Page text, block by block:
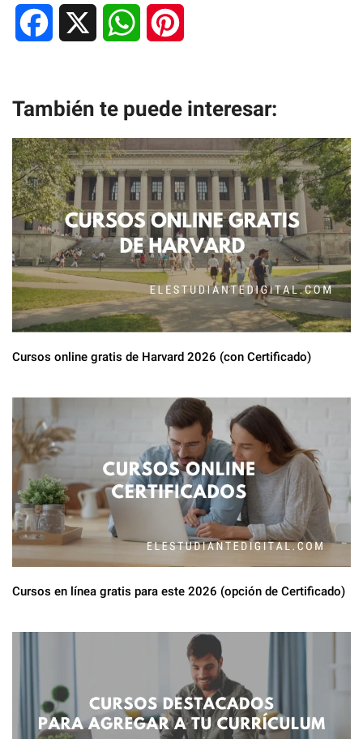
c
e
b
o
k
W
t
s
A
p
p
n
t
e
r
e
s
t
También te puede interesar:
Cursos online gratis de Harvard 2026 (con Certificado)
Cursos en línea gratis para este 2026 (opción de Certificado)